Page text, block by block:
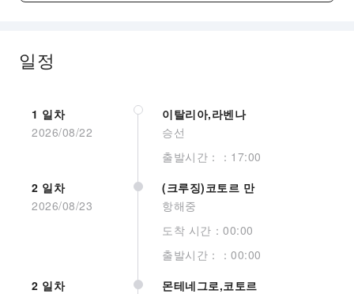
일정
1 일차
2026/08/22
이탈리아,라벤나
승선
출발시간：：17:00
2 일차
2026/08/23
(크루징)코토르 만
항해중
도착 시간：00:00
출발시간：：00:00
2 일차
몬테네그로,코토르